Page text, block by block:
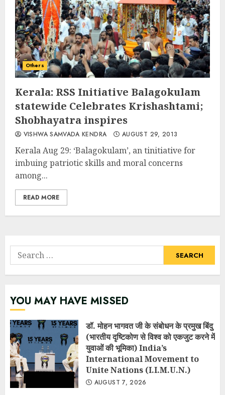
Others
Kerala: RSS Initiative Balagokulam
statewide Celebrates Krishashtami;
Shobhayatra inspires
VISHWA SAMVADA KENDRA AUGUST 29, 2013
Kerala Aug 29: ‘Balagokulam’, an tinitiative for
imbuing patriotic skills and moral concerns
among...
READ MORE
Search
for:
YOU MAY HAVE MISSED
डॉ. मोहन भागवत जी के संबोधन के प्रमुख बिंदु
(भारतीय दृष्टिकोण से विश्व को एकजुट करने में
युवाओं की भूमिका) India’s
International Movement to
Unite Nations (I.I.M.U.N.)
AUGUST 7, 2026